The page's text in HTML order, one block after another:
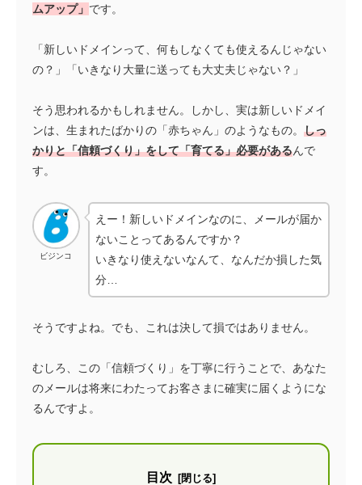
ムアップ」 です。
「新しいドメインって、何もしなくても使えるんじゃない
の？」「いきなり大量に送っても大丈夫じゃない？」
そう思われるかもしれません。しかし、実は新しいドメイ
ンは、生まれたばかりの「赤ちゃん」のようなもの。 しっ
かりと「信頼づくり」をして「育てる」必要があるんで
す。
ビジンコ
えー！新しいドメインなのに、メールが届か
ないことってあるんですか？
いきなり使えないなんて、なんだか損した気
分…
そうですよね。でも、これは決して損ではありません。
むしろ、この「信頼づくり」を丁寧に行うことで、あなた
のメールは将来にわたってお客さまに確実に届くようにな
るんですよ。
目次